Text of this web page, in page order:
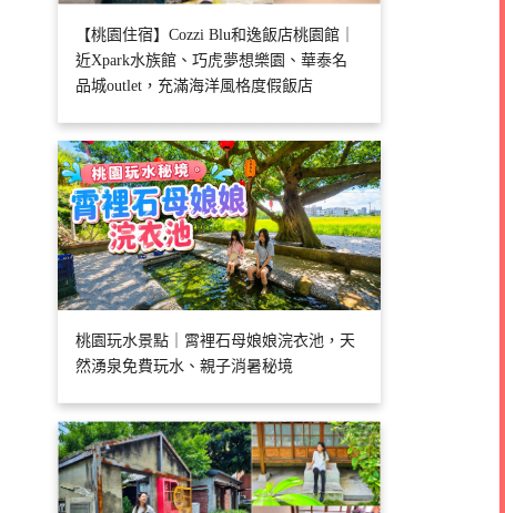
【桃園住宿】Cozzi Blu和逸飯店桃園館｜
近Xpark水族館、巧虎夢想樂園、華泰名
品城outlet，充滿海洋風格度假飯店
桃園玩水景點｜霄裡石母娘娘浣衣池，天
然湧泉免費玩水、親子消暑秘境